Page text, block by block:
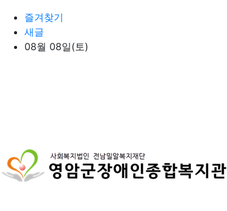
상단 네비
즐겨찾기
새글
08월 08일(토)